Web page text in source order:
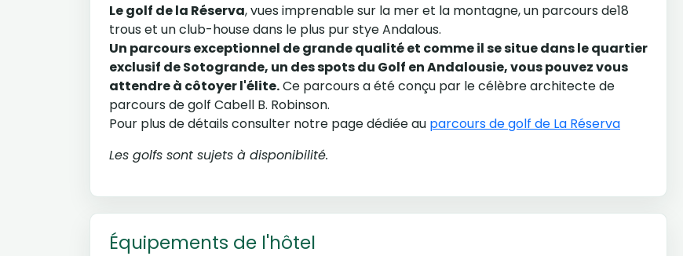
Le golf de la Réserva, vues imprenable sur la mer et la montagne, un parcours de18
trous et un club-house dans le plus pur stye Andalous.
Un parcours exceptionnel de grande qualité et comme il se situe dans le quartier
exclusif de Sotogrande, un des spots du Golf en Andalousie, vous pouvez vous
attendre à côtoyer l'élite.Ce parcours a été conçu par le célèbre architecte de
parcours de golf Cabell B. Robinson.
Pour plus de détails consulter notre page dédiée au parcours de golf de La Réserva
Les golfs sont sujets à disponibilité.
Équipements de l'hôtel